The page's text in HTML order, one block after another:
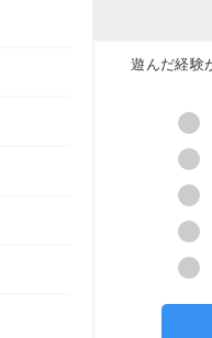
遊んだ経験